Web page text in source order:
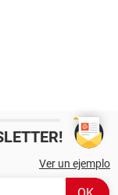
Ver un ejemplo